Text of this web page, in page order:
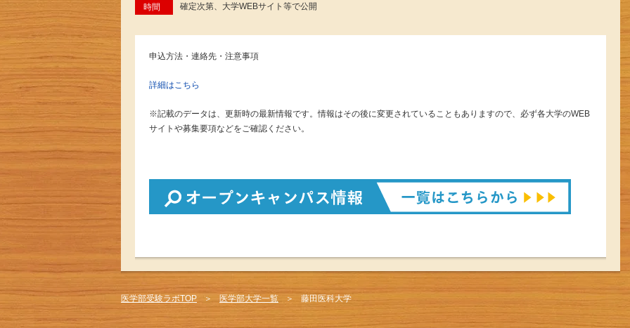
時間
確定次第、大学WEBサイト等で公開
申込方法・連絡先・注意事項
詳細はこちら
※記載のデータは、更新時の最新情報です。情報はその後に変更されていることもありますので、必ず各大学のWEB
サイトや募集要項などをご確認ください。
医学部受験ラボTOP 医学部大学一覧 藤田医科大学